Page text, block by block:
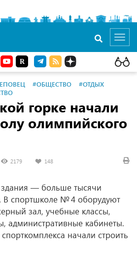
#ОБЩЕСТВО
#ОТДЫХ
горке начали
олимпийского
2179 148
— больше тысячи
В спортшколе № 4 оборудуют
зал, учебные классы,
административные кабинеты.
начали строить